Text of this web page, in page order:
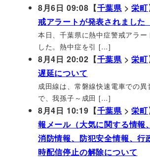
8月6日 09:08【千葉県 >栄町
戒アラートが発表されました
本日、千葉県に熱中症警戒アラー
した。熱中症を引 […]
8月4日 20:02【千葉県 >栄町
遅延について
成田線は、常磐線快速電車での
で、我孫子～成田 […]
8月4日 10:19【千葉県 >栄町
報メール（大気に関する情報
消防情報、防犯安全情報、行
時配信停止の解除について